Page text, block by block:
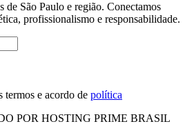
de São Paulo e região. Conectamos
profissionalismo e responsabilidade.
termos e acordo de política
POR HOSTING PRIME BRASIL